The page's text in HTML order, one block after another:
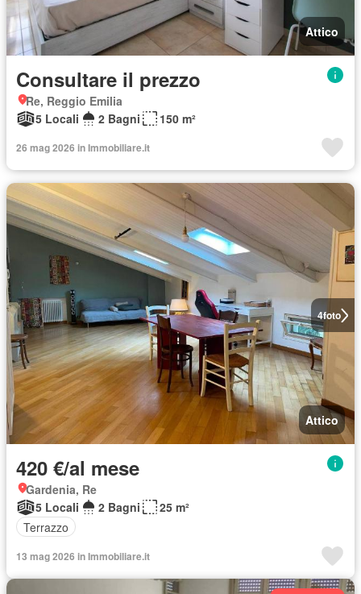
Attico
Consultare il prezzo
Re, Reggio Emilia
5 Locali
2 Bagni 150 m²
26 mag 2026 in Immobiliare.it
4foto
Attico
420 €/al mese
Gardenia, Re
5 Locali
2 Bagni
25 m²
Terrazzo
13 mag 2026 in Immobiliare.it